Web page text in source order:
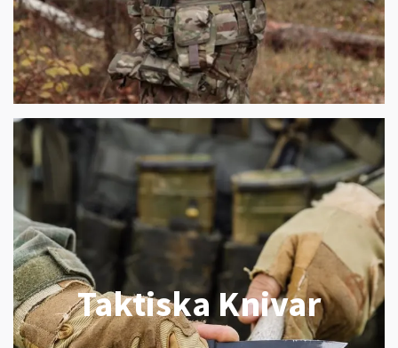
Taktiska Knivar